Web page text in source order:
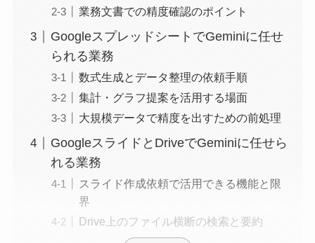
業務文書での精度確認のポイント
GoogleスプレッドシートでGeminiに任せ
られる業務
数式生成とデータ整理の依頼手順
集計・グラフ提案を活用する場面
大規模データで精度を出すための前処理
GoogleスライドとDriveでGeminiに任せら
れる業務
スライド作成依頼で活用できる機能と限
界
Drive上のファイル横断の検索と要約